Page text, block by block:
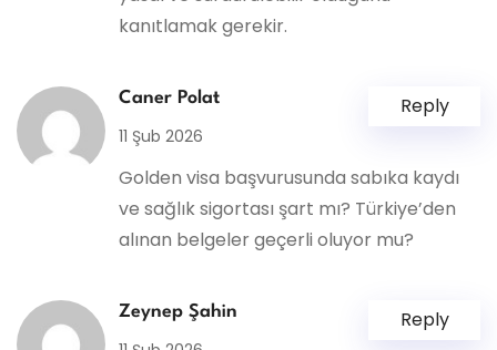
kanıtlamak gerekir.
Caner Polat
11 Şub 2026
Golden visa başvurusunda sabıka kaydı
ve sağlık sigortası şart mı? Türkiye’den
alınan belgeler geçerli oluyor mu?
Reply
Zeynep Şahin Reply